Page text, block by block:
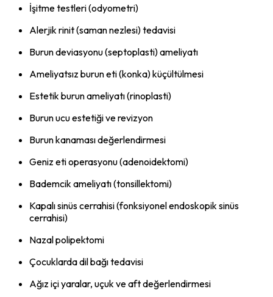
İşitme testleri (odyometri)
Alerjik rinit (saman nezlesi) tedavisi
Burun deviasyonu (septoplasti) ameliyatı
Ameliyatsız burun eti (konka) küçültülmesi
Estetik burun ameliyatı (rinoplasti)
Burun ucu estetiği ve revizyon
Burun kanaması değerlendirmesi
Geniz eti operasyonu (adenoidektomi)
Bademcik ameliyatı (tonsillektomi)
Kapalı sinüs cerrahisi (fonksiyonel endoskopik sinüs
cerrahisi)
Nazal polipektomi
Çocuklarda dil bağı tedavisi
Ağız içi yaralar, uçuk ve aft değerlendirmesi